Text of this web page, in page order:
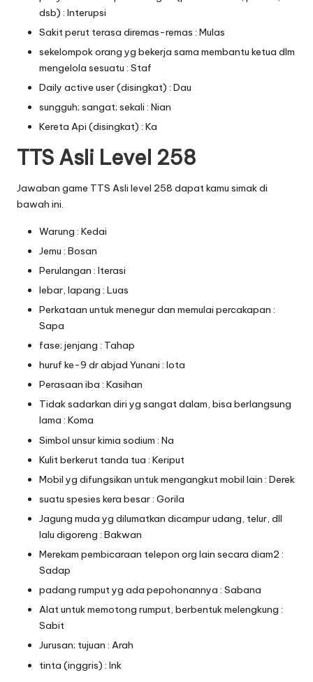
dsb) : Interupsi
Sakit perut terasa diremas-remas : Mulas
sekelompok orang yg bekerja sama membantu ketua dlm
mengelola sesuatu : Staf
Daily active user (disingkat) : Dau
sungguh; sangat; sekali : Nian
Kereta Api (disingkat) : Ka
TTS Asli Level 258
Jawaban game TTS Asli level 258 dapat kamu simak di
bawah ini.
Warung : Kedai
Jemu : Bosan
Perulangan : Iterasi
lebar, lapang : Luas
Perkataan untuk menegur dan memulai percakapan :
Sapa
fase; jenjang : Tahap
huruf ke-9 dr abjad Yunani : Iota
Perasaan iba : Kasihan
Tidak sadarkan diri yg sangat dalam, bisa berlangsung
lama : Koma
Simbol unsur kimia sodium : Na
Kulit berkerut tanda tua : Keriput
Mobil yg difungsikan untuk mengangkut mobil lain : Derek
suatu spesies kera besar : Gorila
Jagung muda yg dilumatkan dicampur udang, telur, dll
lalu digoreng : Bakwan
Merekam pembicaraan telepon org lain secara diam2 :
Sadap
padang rumput yg ada pepohonannya : Sabana
Alat untuk memotong rumput, berbentuk melengkung :
Sabit
Jurusan; tujuan : Arah
tinta (inggris) : Ink